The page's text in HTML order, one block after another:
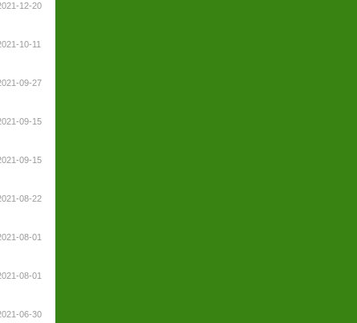
12-20
10-11
09-27
09-15
09-15
08-22
08-01
08-01
06-30